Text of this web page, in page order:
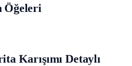
Öğeleri
Karışımı Detaylı